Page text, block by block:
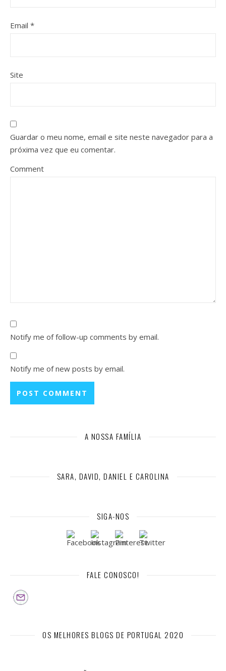
Email *
Site
Guardar o meu nome, email e site neste navegador para a
próxima vez que eu comentar.
Comment
Notify me of follow-up comments by email.
Notify me of new posts by email.
A NOSSA FAMÍLIA
SARA, DAVID, DANIEL E CAROLINA
SIGA-NOS
FALE CONOSCO!
OS MELHORES BLOGS DE PORTUGAL 2020